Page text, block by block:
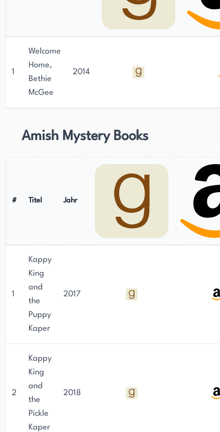
1
Welcome
Home,
Bethie
McGee
2014
Amish Mystery Books
# Titel Jahr
1
Kappy
King
and
the
Puppy
Kaper
2017
2
Kappy
King
and
the
Pickle
Kaper
2018